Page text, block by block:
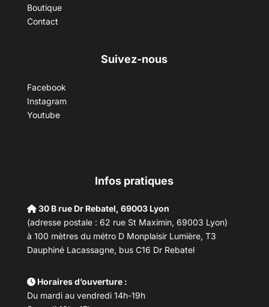
Boutique
Contact
Suivez-nous
Facebook
Instagram
Youtube
Infos pratiques
30 B rue Dr Rebatel, 69003 Lyon
(adresse postale : 62 rue St Maximin, 69003 Lyon)
à 100 mètres du métro D Monplaisir Lumière, T3
Dauphiné Lacassagne, bus C16 Dr Rebatel
Horaires d’ouverture :
Du mardi au vendredi 14h-19h